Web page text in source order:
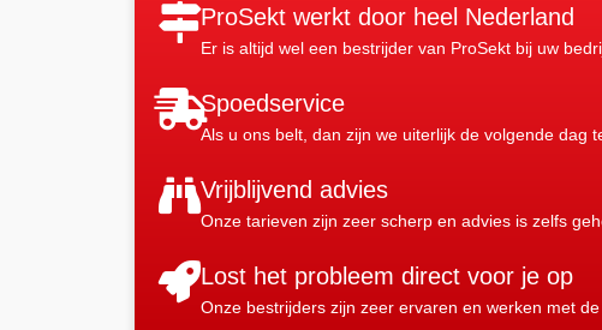
ProSekt werkt door heel Nederland
Er is altijd wel een bestrijder van ProSekt bij uw
Spoedservice
Als u ons belt, dan zijn we uiterlijk de volgende dag
Vrijblijvend advies
Onze tarieven zijn zeer scherp en advies is zelfs
Lost het probleem direct voor je op
Onze bestrijders zijn zeer ervaren en werken met